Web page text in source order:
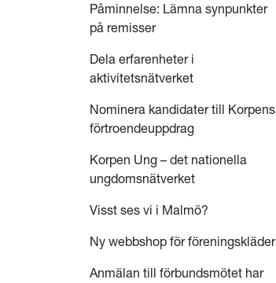
Påminnelse: Lämna synpunkter
på remisser
Dela erfarenheter i
aktivitetsnätverket
Nominera kandidater till Korpens
förtroendeuppdrag
Korpen Ung – det nationella
ungdomsnätverket
Visst ses vi i Malmö?
Ny webbshop för föreningskläder
Anmälan till förbundsmötet har